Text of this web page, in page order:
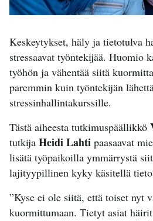
Keskeytykset, häly ja tietotulva
stressaavat työntekijää. Huomio
työhön ja vähentää siitä
paremmin kuin työntekijän
stressinhallintakurssille.
Tästä aiheesta tutkimuspäällikkö
tutkija Heidi Lahti paasaavat
lisätä työpaikoilla ymmärrystä
lajityypillinen kyky käsitellä
”Kyse ei ole siitä, että toiset nyt
kuormittumaan. Tietyt asiat